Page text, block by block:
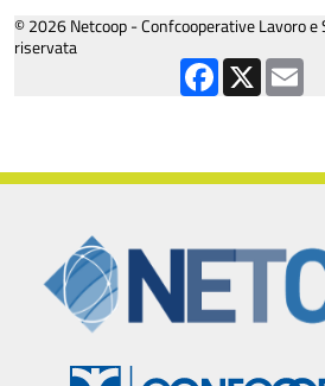
© 2026 Netcoop - Confcooperative Lavoro e
riservata
Facebook
X